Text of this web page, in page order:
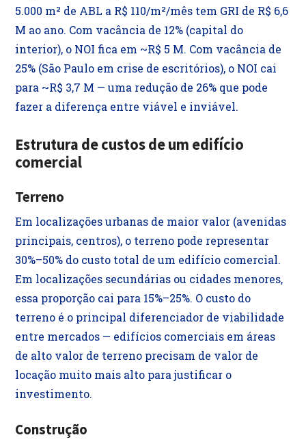
5.000 m² de ABL a R$ 110/m²/mês tem GRI de R$ 6,6
M ao ano. Com vacância de 12% (capital do
interior), o NOI fica em ~R$ 5 M. Com vacância de
25% (São Paulo em crise de escritórios), o NOI cai
para ~R$ 3,7 M — uma redução de 26% que pode
fazer a diferença entre viável e inviável.
Estrutura de custos de um edifício
comercial
Terreno
Em localizações urbanas de maior valor (avenidas
principais, centros), o terreno pode representar
30%–50% do custo total de um edifício comercial.
Em localizações secundárias ou cidades menores,
essa proporção cai para 15%–25%. O custo do
terreno é o principal diferenciador de viabilidade
entre mercados — edifícios comerciais em áreas
de alto valor de terreno precisam de valor de
locação muito mais alto para justificar o
investimento.
Construção